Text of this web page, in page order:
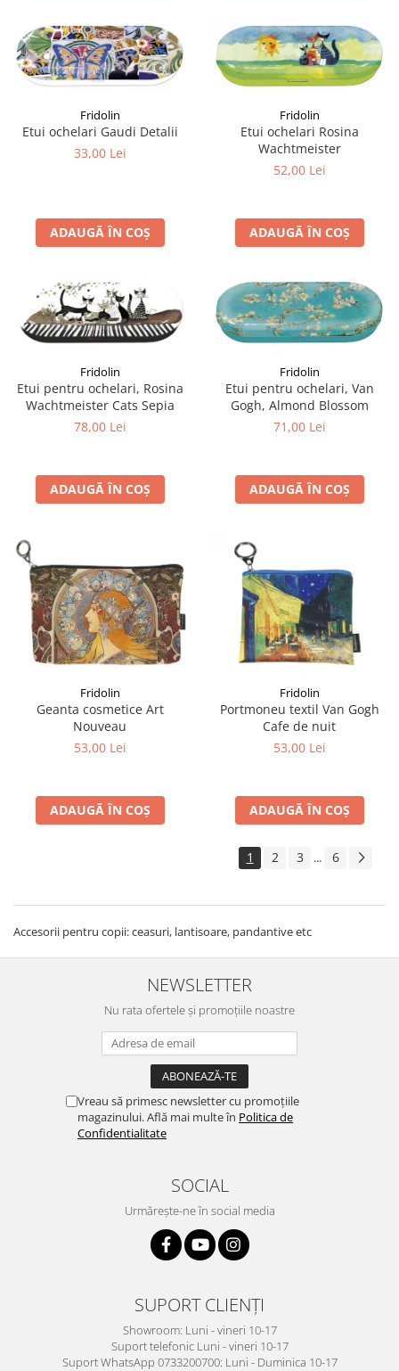
Fridolin
Etui ochelari Gaudi Detalii
33,00 Lei
ADAUGĂ ÎN COȘ
Fridolin
Etui ochelari Rosina
Wachtmeister
52,00 Lei
ADAUGĂ ÎN COȘ
Fridolin
Etui pentru ochelari, Rosina
Wachtmeister Cats Sepia
78,00 Lei
ADAUGĂ ÎN COȘ
Fridolin
Etui pentru ochelari, Van
Gogh, Almond Blossom
71,00 Lei
ADAUGĂ ÎN COȘ
Fridolin
Geanta cosmetice Art
Nouveau
53,00 Lei
ADAUGĂ ÎN COȘ
Fridolin
Portmoneu textil Van Gogh
Cafe de nuit
53,00 Lei
ADAUGĂ ÎN COȘ
1 2 3 ... 6
Accesorii pentru copii: ceasuri, lantisoare, pandantive etc
NEWSLETTER
Nu rata ofertele și promoțiile noastre
Vreau să primesc newsletter cu promoțiile
magazinului. Află mai multe în Politica de
Confidentialitate
SOCIAL
Urmărește-ne în social media
SUPORT CLIENȚI
Showroom: Luni - vineri 10-17
Suport telefonic Luni - vineri 10-17
Suport WhatsApp 0733200700: Luni - Duminica 10-17